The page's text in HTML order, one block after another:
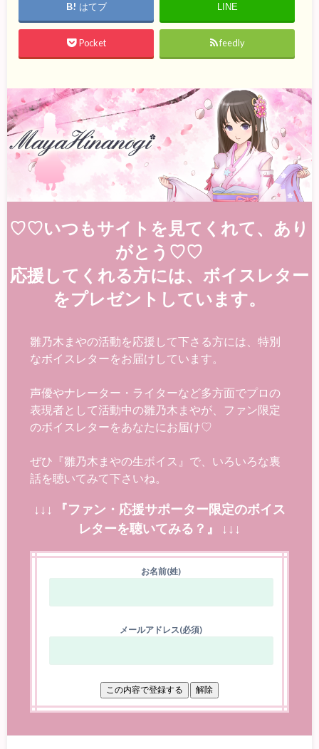
はてブ LINE
Pocket feedly
♡♡いつもサイトを見てくれて、あり
がとう♡♡
応援してくれる方には、ボイスレター
をプレゼントしています。
雛乃木まやの活動を応援して下さる方には、特別
なボイスレターをお届けしています。
声優やナレーター・ライターなど多方面でプロの
表現者として活動中の雛乃木まやが、ファン限定
のボイスレターをあなたにお届け♡
ぜひ『雛乃木まやの生ボイス』で、いろいろな裏
話を聴いてみて下さいね。
↓↓↓ 『ファン・応援サポーター限定のボイス
レターを聴いてみる？』 ↓↓↓
お名前(姓)
メールアドレス(必須)